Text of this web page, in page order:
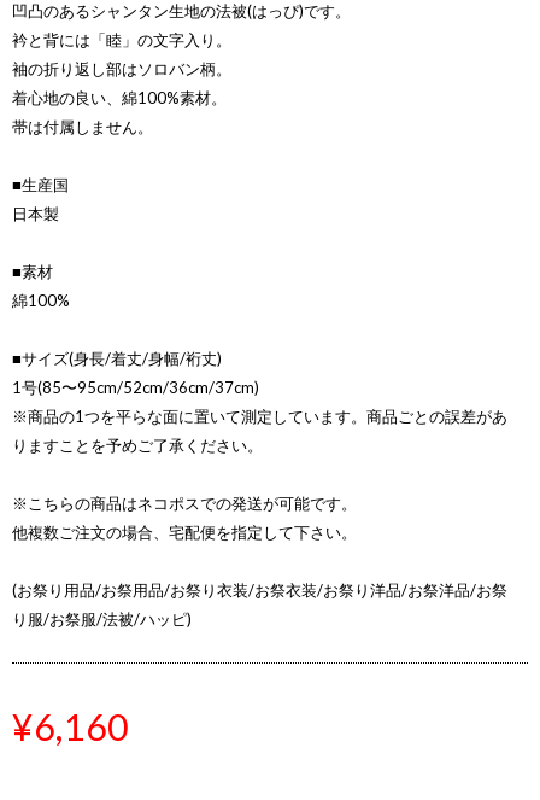
凹凸のあるシャンタン生地の法被(はっぴ)です。
衿と背には「睦」の文字入り。
袖の折り返し部はソロバン柄。
着心地の良い、綿100%素材。
帯は付属しません。
■生産国
日本製
■素材
綿100%
■サイズ(身長/着丈/身幅/裄丈)
1号(85〜95cm/52cm/36cm/37cm)
※商品の1つを平らな面に置いて測定しています。商品ごとの誤差があ
りますことを予めご了承ください。
※こちらの商品はネコポスでの発送が可能です。
他複数ご注文の場合、宅配便を指定して下さい。
(お祭り用品/お祭用品/お祭り衣装/お祭衣装/お祭り洋品/お祭洋品/お祭
り服/お祭服/法被/ハッピ)
¥6,160